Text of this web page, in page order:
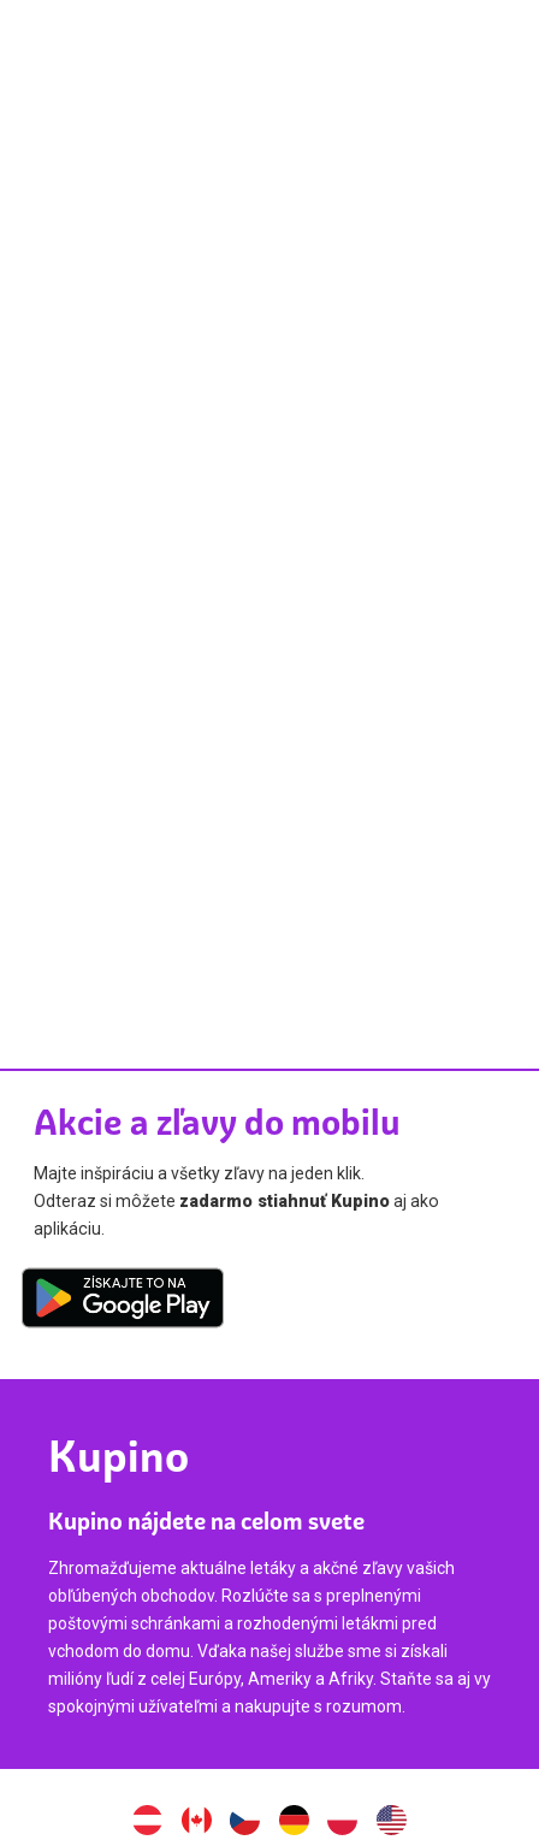
Akcie a zľavy do mobilu
Majte inšpiráciu a všetky zľavy na jeden klik.
Odteraz si môžete zadarmo stiahnuť Kupinoaj ako
aplikáciu.
Kupino
Kupino nájdete na celom svete
Zhromažďujeme aktuálne letáky a akčné zľavy vašich
obľúbených obchodov. Rozlúčte sa s preplnenými
poštovými schránkami a rozhodenými letákmi pred
vchodom do domu. Vďaka našej službe sme si získali
milióny ľudí z celej Európy, Ameriky a Afriky. Staňte sa aj vy
spokojnými užívateľmi a nakupujte s rozumom.